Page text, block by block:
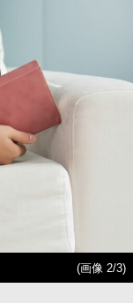
(画像 2/3)